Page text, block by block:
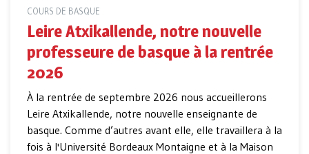
COURS DE BASQUE
Leire Atxikallende, notre nouvelle
professeure de basque à la rentrée
2026
À la rentrée de septembre 2026 nous accueillerons
Leire Atxikallende, notre nouvelle enseignante de
basque. Comme d’autres avant elle, elle travaillera à la
fois à l'Université Bordeaux Montaigne et à la Maison